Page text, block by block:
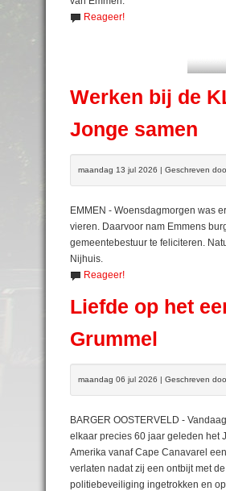
Reageer!
Werken bij de
Jonge samen
maandag 13 jul 2026 | Geschreven
EMMEN - Woensdagmorgen was
vieren. Daarvoor nam Emmens
gemeentebestuur te feliciteren.
Nijhuis.
Reageer!
Liefde op het
Grummel
maandag 06 jul 2026 | Geschreven
BARGER OOSTERVELD -
elkaar precies 60 jaar geleden het
Amerika vanaf Cape Canavarel
verlaten nadat zij een ontbijt met
politiebeveiliging ingetrokken en